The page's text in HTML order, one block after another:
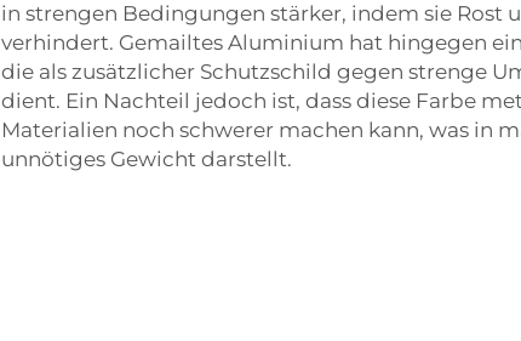
in strengen Bedingungen stärker, indem sie Rost
verhindert. Gemailtes Aluminium hat hingegen
die als zusätzlicher Schutzschild gegen strenge
dient. Ein Nachteil jedoch ist, dass diese Farbe
Materialien noch schwerer machen kann, was in
unnötiges Gewicht darstellt.